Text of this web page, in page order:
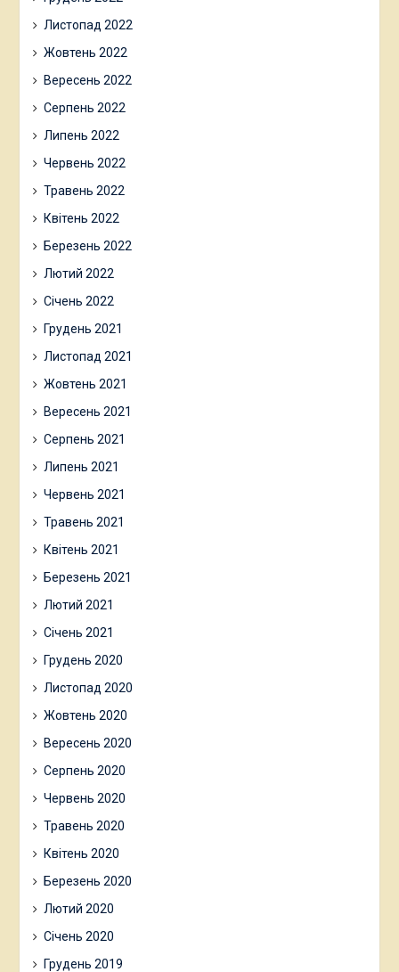
Листопад 2022
Жовтень 2022
Вересень 2022
Серпень 2022
Липень 2022
Червень 2022
Травень 2022
Квітень 2022
Березень 2022
Лютий 2022
Січень 2022
Грудень 2021
Листопад 2021
Жовтень 2021
Вересень 2021
Серпень 2021
Липень 2021
Червень 2021
Травень 2021
Квітень 2021
Березень 2021
Лютий 2021
Січень 2021
Грудень 2020
Листопад 2020
Жовтень 2020
Вересень 2020
Серпень 2020
Червень 2020
Травень 2020
Квітень 2020
Березень 2020
Лютий 2020
Січень 2020
Грудень 2019